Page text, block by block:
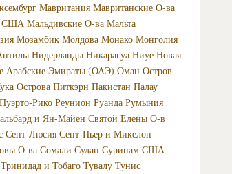
Мавритания Мавританские О-ва
США Мальдивские О-ва Мальта
Мозамбик Молдова Монако Монголия
Нидерланды Никарагуа Ниуе Новая
Арабские Эмираты (ОАЭ) Оман Остров
Острова Питкэрн Пакистан Палау
Пуэрто-Рико Реунион Руанда Румыния
и Ян-Майен Святой Елены О-в
Сент-Люсия Сент-Пьер и Микелон
О-ва Сомали Судан Суринам США
Тринидад и Тобаго Тувалу Тунис